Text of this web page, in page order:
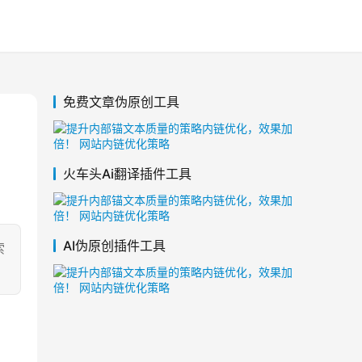
免费文章伪原创工具
火车头Ai翻译插件工具
AI伪原创插件工具